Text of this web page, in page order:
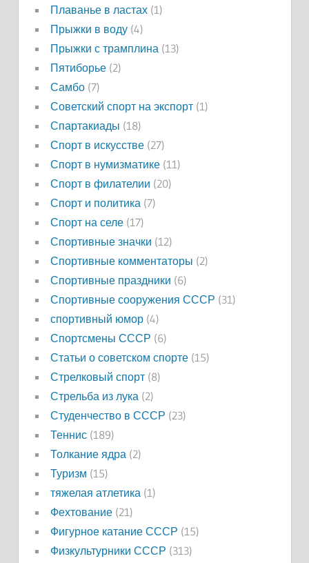
Плаванье в ластах(1)
Прыжки в воду(4)
Прыжки с трамплина(13)
Пятиборье(2)
Самбо(7)
Советский спорт на экспорт(1)
Спартакиады (18)
Спорт в искусстве(27)
Спорт в нумизматике(11)
Спорт в филателии (20)
Спорт и политика(7)
Спорт на селе(17)
Спортивные значки (12)
Спортивные комментаторы (2)
Спортивные праздники (6)
Спортивные сооружения СССР (31)
спортивный юмор(4)
Спортсмены СССР (6)
Статьи о советском спорте(15)
Стрелковый спорт(8)
Стрельба из лука(2)
Студенчество в СССР (23)
Теннис(189)
Толкание ядра(2)
Туризм (15)
тяжелая атлетика(1)
Фехтование(21)
Фигурное катание СССР (15)
Физкультурники СССР (313)